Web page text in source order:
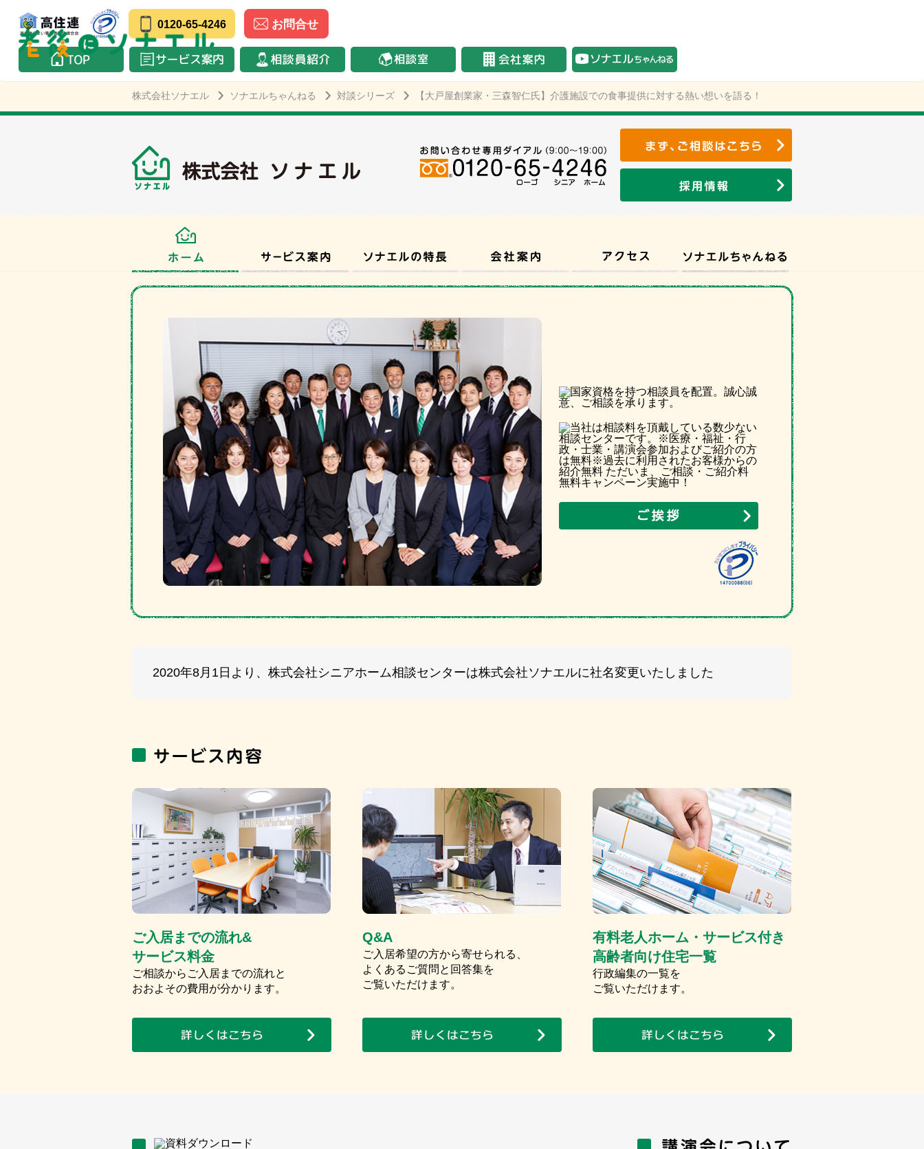
0120-65-4246 お問合せ
株式会社ソナエル ソナエルちゃんねる 対談シリーズ 【大戸屋創業家・三森智仁氏】介護施設での食事提供に対する熱い想いを語る！
2020年8月1日より、株式会社シニアホーム相談センターは株式会社ソナエルに社名変更いたしました
ご入居までの流れ&
サービス料金
ご相談からご入居までの流れと
おおよその費用が分かります。
Q&A
ご入居希望の方から寄せられる、
よくあるご質問と回答集を
ご覧いただけます。
有料老人ホーム・サービス付き
高齢者向け住宅一覧
行政編集の一覧を
ご覧いただけます。